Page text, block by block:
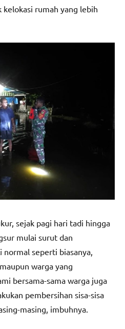
rumah yang lebih
sejak pagi hari tadi hingga
mulai surut dan
seperti biasanya,
warga yang
bersama-sama warga juga
pembersihan sisa-sisa
masing, imbuhnya.